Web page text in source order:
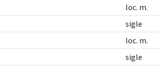
loc. m.
sigle
loc. m.
sigle